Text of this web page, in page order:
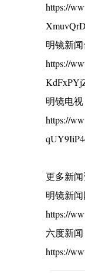
https://
明镜新闻
https://
明镜电视
https://
更多新闻
明镜新闻
https://
六度新闻
https://